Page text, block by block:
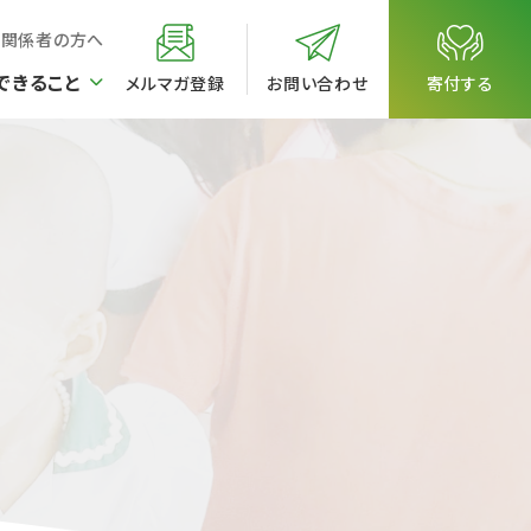
係者の方へ
きること メルマガ登録 お問い合わせ 寄付する